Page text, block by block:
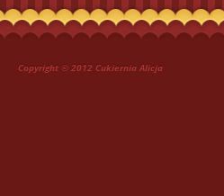
Copyright © 2012 Cukiernia Alicja